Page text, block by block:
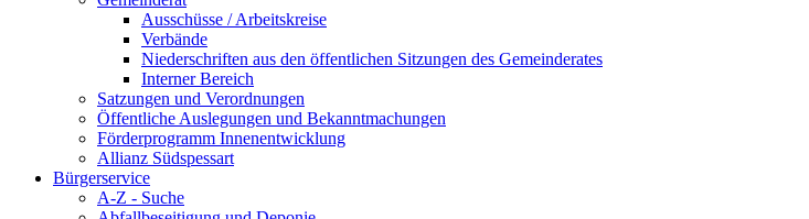
Ausschüsse / Arbeitskreise
Verbände
Niederschriften aus den öffentlichen Sitzungen des Gemeinderates
Interner Bereich
Satzungen und Verordnungen
Öffentliche Auslegungen und Bekanntmachungen
Förderprogramm Innenentwicklung
Allianz Südspessart
Bürgerservice
A-Z - Suche